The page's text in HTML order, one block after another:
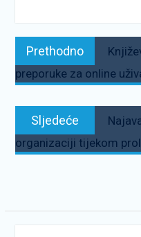
Navigacija
objava
Prethodno
preporuke za online
Sljedeće
organizaciji tijekom